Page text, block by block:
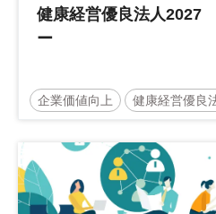
健康経営優良法人2027
ー
企業価値向上 健康経営優良